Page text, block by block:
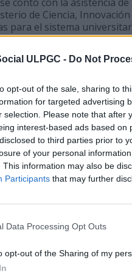
ULPGC - Do Not
opt-out of the sale, sharing to
for targeted advertising
selection. Please note that after
interest-based ads based
to third parties prior to
of your personal
This information may also be
Participants that may further
Data Processing Opt Outs
opt-out of the Sharing of my
de Ciencia,
para el sistema
cifras récord con
y anunciando
Estructurales
impresionantes sobre
en 200
compuesta por
y servicios (PTGAS). El
y en 2022 las
de investigación a
general destacó un
lejos de lo que
Pascual enfatizó la
que «la clave es
los Consejos Sociales